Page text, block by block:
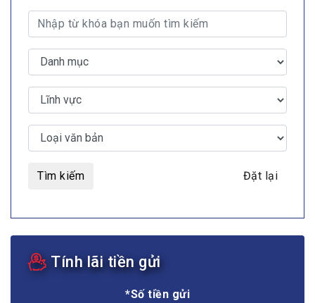
Tìm kiếm Đặt lại
Tính lãi tiền gửi
*Số tiền gửi